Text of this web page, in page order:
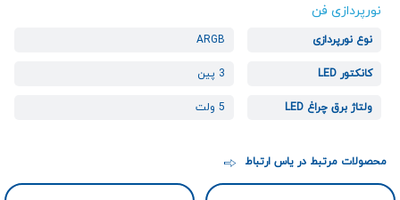
نورپردازی فن
نوع نورپردازی ARGB
کانکتور LED 3 پین
ولتاژ برق چراغ LED 5 ولت
محصولات مرتبط در یاس ارتباط